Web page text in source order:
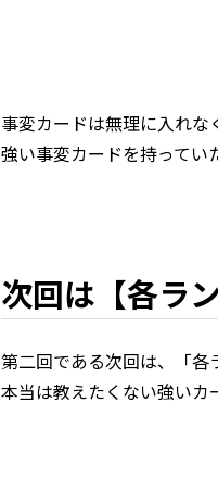
事変カードは無理に入れな
強い事変カードを持ってい
次回は【各ラ
第二回である次回は、「各
本当は教えたくない強いカ